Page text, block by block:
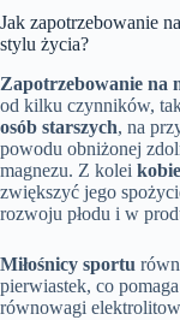
Jak zapotrzebowanie
stylu życia?
Zapotrzebowanie na
od kilku czynników,
osób starszych, na
powodu obniżonej
magnezu. Z kolei
zwiększyć jego
rozwoju płodu i w
Miłośnicy sportu
pierwiastek, co
równowagi